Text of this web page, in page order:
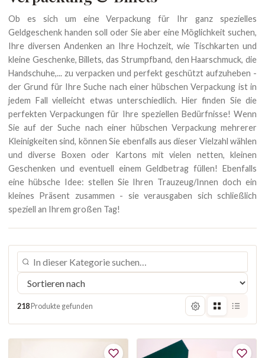
Ob es sich um eine Verpackung für Ihr ganz spezielles
Geldgeschenk handen soll oder Sie aber eine Möglichkeit suchen,
Ihre diversen Andenken an Ihre Hochzeit, wie Tischkarten und
kleine Geschenke, Billets, das Strumpfband, den Haarschmuck, die
Handschuhe,... zu verpacken und perfekt geschützt aufzuheben -
der Grund für Ihre Suche nach einer hübschen Verpackung ist in
jedem Fall vielleicht etwas unterschiedlich. Hier finden Sie die
perfekten Verpackungen für Ihre speziellen Bedürfnisse! Wenn
Sie auf der Suche nach einer hübschen Verpackung mehrerer
Kleinigkeiten sind, können Sie ebenfalls aus dieser Vielzahl wählen
und diverse Boxen oder Kartons mit vielen netten, kleinen
Geschenken und eventuell einem Geldbetrag füllen! Ebenfalls
eine hübsche Idee: stellen Sie Ihren Trauzeug/Innen doch ein
kleines Präsent zusammen - sie verausgaben sich schließlich
speziell an Ihrem großen Tag!
218 Produkte gefunden